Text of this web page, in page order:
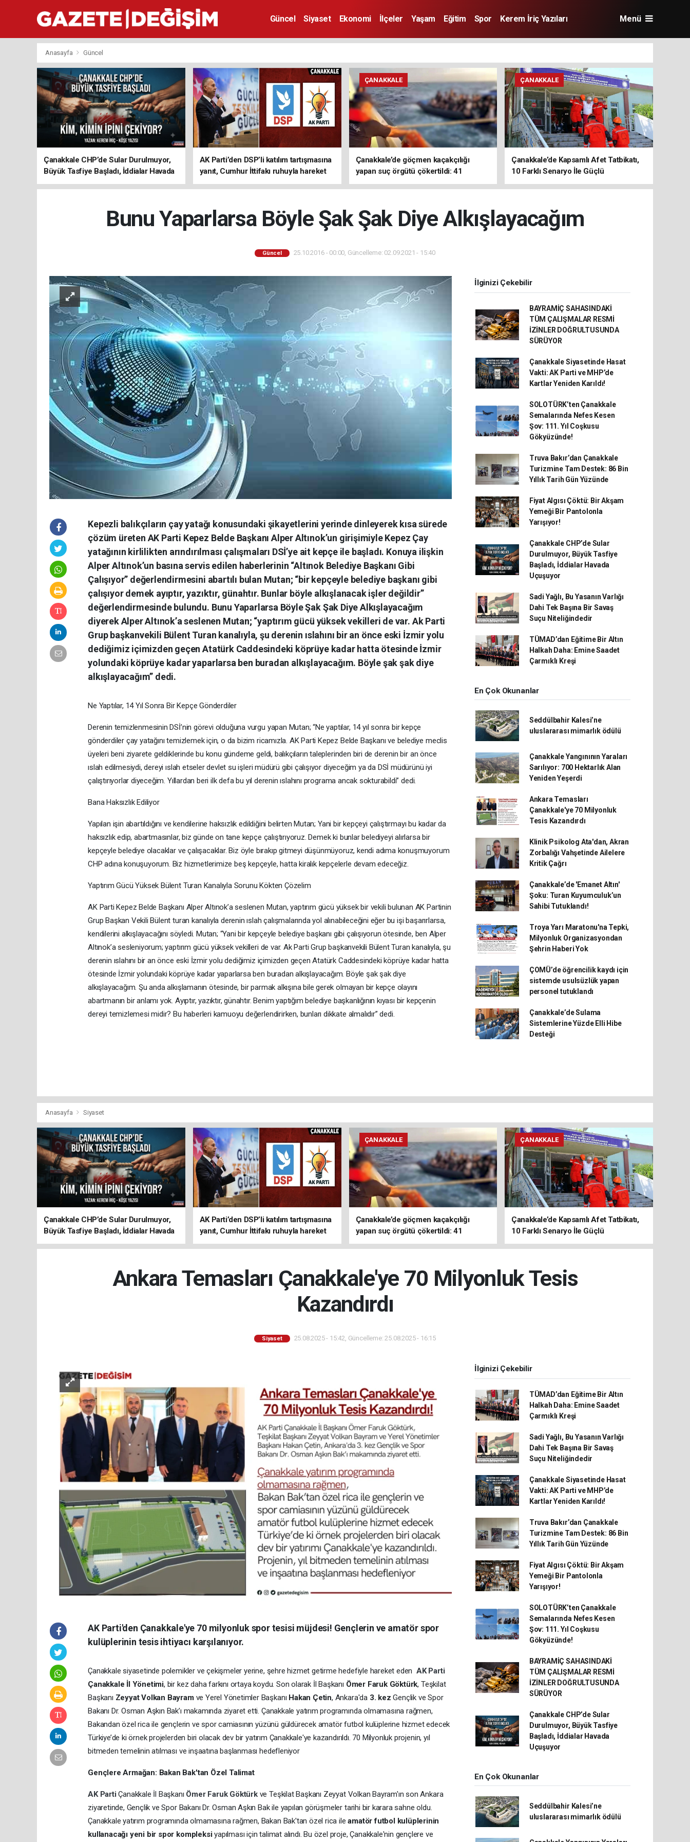
Güncel Siyaset Ekonomi İlçeler Yaşam Eğitim Spor Kerem İriç Yazıları Menü
Anasayfa Güncel
Çanakkale CHP’de Sular Durulmuyor,
Büyük Tasfiye Başladı, İddialar Havada
Uçuşuyor
AK Parti’den DSP’li katılım tartışmasına
yanıt, Cumhur İttifakı ruhuyla hareket
ediyoruz
ÇANAKKALE
Çanakkale’de göçmen kaçakçılığı
yapan suç örgütü çökertildi: 41
tutuklama
ÇANAKKALE
Çanakkale’de Kapsamlı Afet Tatbikatı,
10 Farklı Senaryo İle Güçlü
Koordinasyon
Bunu Yaparlarsa Böyle Şak Şak Diye Alkışlayacağım
Güncel 25.10.2016 - 00:00, Güncelleme: 02.09.2021 - 15:40
Kepezli balıkçıların çay yatağı konusundaki şikayetlerini yerinde dinleyerek kısa sürede
çözüm üreten AK Parti Kepez Belde Başkanı Alper Altınok’un girişimiyle Kepez Çay
yatağının kirlilikten arındırılması çalışmaları DSİ’ye ait kepçe ile başladı. Konuya ilişkin
Alper Altınok’un basına servis edilen haberlerinin “Altınok Belediye Başkanı Gibi
Çalışıyor” değerlendirmesini abartılı bulan Mutan; “bir kepçeyle belediye başkanı gibi
çalışıyor demek ayıptır, yazıktır, günahtır. Bunlar böyle alkışlanacak işler değildir”
değerlendirmesinde bulundu. Bunu Yaparlarsa Böyle Şak Şak Diye Alkışlayacağım
diyerek Alper Altınok’a seslenen Mutan; “yaptırım gücü yüksek vekilleri de var. Ak Parti
Grup başkanvekili Bülent Turan kanalıyla, şu derenin ıslahını bir an önce eski İzmir yolu
dediğimiz içimizden geçen Atatürk Caddesindeki köprüye kadar hatta ötesinde İzmir
yolundaki köprüye kadar yaparlarsa ben buradan alkışlayacağım. Böyle şak şak diye
alkışlayacağım” dedi.
Ne Yaptılar, 14 Yıl Sonra Bir Kepçe Gönderdiler
Derenin temizlenmesinin DSİ’nin görevi olduğuna vurgu yapan Mutan; “Ne yaptılar, 14 yıl sonra bir kepçe
gönderdiler çay yatağını temizlemek için, o da bizim ricamızla. AK Parti Kepez Belde Başkanı ve belediye meclis
üyeleri beni ziyarete geldiklerinde bu konu gündeme geldi, balıkçıların taleplerinden biri de derenin bir an önce
ıslah edilmesiydi, dereyi ıslah etseler devlet su işleri müdürü gibi çalışıyor diyeceğim ya da DSİ müdürünü iyi
çalıştırıyorlar diyeceğim. Yıllardan beri ilk defa bu yıl derenin ıslahını programa ancak sokturabildi” dedi.
Bana Haksızlık Ediliyor
Yapılan işin abartıldığını ve kendilerine haksızlık edildiğini belirten Mutan; Yani bir kepçeyi çalıştırmayı bu kadar da
haksızlık edip, abartmasınlar, biz günde on tane kepçe çalıştırıyoruz. Demek ki bunlar belediyeyi alırlarsa bir
kepçeyle belediye olacaklar ve çalışacaklar. Biz öyle bırakıp gitmeyi düşünmüyoruz, kendi adıma konuşmuyorum
CHP adına konuşuyorum. Biz hizmetlerimize beş kepçeyle, hatta kiralık kepçelerle devam edeceğiz.
Yaptırım Gücü Yüksek Bülent Turan Kanalıyla Sorunu Kökten Çözelim
AK Parti Kepez Belde Başkanı Alper Altınok’a seslenen Mutan, yaptırım gücü yüksek bir vekili bulunan AK Partinin
Grup Başkan Vekili Bülent turan kanalıyla derenin ıslah çalışmalarında yol alınabileceğini eğer bu işi başarırlarsa,
kendilerini alkışlayacağını söyledi. Mutan; “Yani bir kepçeyle belediye başkanı gibi çalışıyorun ötesinde, ben Alper
Altınok’a sesleniyorum; yaptırım gücü yüksek vekilleri de var. Ak Parti Grup başkanvekili Bülent Turan kanalıyla, şu
derenin ıslahını bir an önce eski İzmir yolu dediğimiz içimizden geçen Atatürk Caddesindeki köprüye kadar hatta
ötesinde İzmir yolundaki köprüye kadar yaparlarsa ben buradan alkışlayacağım. Böyle şak şak diye
alkışlayacağım. Şu anda alkışlamanın ötesinde, bir parmak alkışına bile gerek olmayan bir kepçe olayını
abartmanın bir anlamı yok. Ayıptır, yazıktır, günahtır. Benim yaptığım belediye başkanlığının kıyası bir kepçenin
dereyi temizlemesi midir? Bu haberleri kamuoyu değerlendirirken, bunları dikkate almalıdır” dedi.
İlginizi Çekebilir
BAYRAMİÇ SAHASINDAKİ
TÜM ÇALIŞMALAR RESMİ
İZİNLER DOĞRULTUSUNDA
SÜRÜYOR
Çanakkale Siyasetinde Hasat
Vakti: AK Parti ve MHP’de
Kartlar Yeniden Karıldı!
SOLOTÜRK’ten Çanakkale
Semalarında Nefes Kesen
Şov: 111. Yıl Coşkusu
Gökyüzünde!
Truva Bakır’dan Çanakkale
Turizmine Tam Destek: 86 Bin
Yıllık Tarih Gün Yüzünde
Fiyat Algısı Çöktü: Bir Akşam
Yemeği Bir Pantolonla
Yarışıyor!
Çanakkale CHP’de Sular
Durulmuyor, Büyük Tasfiye
Başladı, İddialar Havada
Uçuşuyor
Sadi Yağlı, Bu Yasanın Varlığı
Dahi Tek Başına Bir Savaş
Suçu Niteliğindedir
TÜMAD’dan Eğitime Bir Altın
Halkah Daha: Emine Saadet
Çarmıklı Kreşi
En Çok Okunanlar
Seddülbahir Kalesi’ne
uluslararası mimarlık ödülü
Çanakkale Yangınının Yaraları
Sarılıyor: 700 Hektarlık Alan
Yeniden Yeşerdi
Ankara Temasları
Çanakkale'ye 70 Milyonluk
Tesis Kazandırdı
Klinik Psikolog Ata'dan, Akran
Zorbalığı Vahşetinde Ailelere
Kritik Çağrı
Çanakkale’de 'Emanet Altın'
Şoku: Turan Kuyumculuk’un
Sahibi Tutuklandı!
Troya Yarı Maratonu'na Tepki,
Milyonluk Organizasyondan
Şehrin Haberi Yok
ÇOMÜ’de öğrencilik kaydı için
sistemde usulsüzlük yapan
personel tutuklandı
Çanakkale’de Sulama
Sistemlerine Yüzde Elli Hibe
Desteği
Anasayfa Siyaset
Çanakkale CHP’de Sular Durulmuyor,
Büyük Tasfiye Başladı, İddialar Havada
Uçuşuyor
AK Parti’den DSP’li katılım tartışmasına
yanıt, Cumhur İttifakı ruhuyla hareket
ediyoruz
ÇANAKKALE
Çanakkale’de göçmen kaçakçılığı
yapan suç örgütü çökertildi: 41
tutuklama
ÇANAKKALE
Çanakkale’de Kapsamlı Afet Tatbikatı,
10 Farklı Senaryo İle Güçlü
Koordinasyon
Ankara Temasları Çanakkale'ye 70 Milyonluk Tesis
Kazandırdı
Siyaset 25.08.2025 - 15:42, Güncelleme: 25.08.2025 - 16:15
AK Parti'den Çanakkale'ye 70 milyonluk spor tesisi müjdesi! Gençlerin ve amatör spor
kulüplerinin tesis ihtiyacı karşılanıyor.
Çanakkale siyasetinde polemikler ve çekişmeler yerine, şehre hizmet getirme hedefiyle hareket eden AK Parti
Çanakkale İl Yönetimi, bir kez daha farkını ortaya koydu. Son olarak İl Başkanı Ömer Faruk Göktürk, Teşkilat
Başkanı Zeyyat Volkan Bayramve Yerel Yönetimler Başkanı Hakan Çetin, Ankara'da 3. kez Gençlik ve Spor
Bakanı Dr. Osman Aşkın Bak’ı makamında ziyaret etti. Çanakkale yatırım programında olmamasına rağmen,
Bakandan özel rica ile gençlerin ve spor camiasının yüzünü güldürecek amatör futbol kulüplerine hizmet edecek
Türkiye’de ki örnek projelerden biri olacak dev bir yatırım Çanakkale'ye kazandırıldı. 70 Milyonluk projenin, yıl
bitmeden temelinin atılması ve inşaatına başlanması hedefleniyor
Gençlere Armağan: Bakan Bak'tan Özel Talimat
AK PartiÇanakkale İl Başkanı Ömer Faruk Göktürk ve Teşkilat Başkanı Zeyyat Volkan Bayram'ın son Ankara
ziyaretinde, Gençlik ve Spor Bakanı Dr. Osman Aşkın Bak ile yapılan görüşmeler tarihi bir karara sahne oldu.
Çanakkale yatırım programında olmamasına rağmen, Bakan Bak'tan özel rica ileamatör futbol kulüplerinin
kullanacağı yeni bir spor kompleksiyapılması için talimat alındı. Bu özel proje, Çanakkale'nin gençlere ve
İlginizi Çekebilir
TÜMAD’dan Eğitime Bir Altın
Halkah Daha: Emine Saadet
Çarmıklı Kreşi
Sadi Yağlı, Bu Yasanın Varlığı
Dahi Tek Başına Bir Savaş
Suçu Niteliğindedir
Çanakkale Siyasetinde Hasat
Vakti: AK Parti ve MHP’de
Kartlar Yeniden Karıldı!
Truva Bakır’dan Çanakkale
Turizmine Tam Destek: 86 Bin
Yıllık Tarih Gün Yüzünde
Fiyat Algısı Çöktü: Bir Akşam
Yemeği Bir Pantolonla
Yarışıyor!
SOLOTÜRK’ten Çanakkale
Semalarında Nefes Kesen
Şov: 111. Yıl Coşkusu
Gökyüzünde!
BAYRAMİÇ SAHASINDAKİ
TÜM ÇALIŞMALAR RESMİ
İZİNLER DOĞRULTUSUNDA
SÜRÜYOR
Çanakkale CHP’de Sular
Durulmuyor, Büyük Tasfiye
Başladı, İddialar Havada
Uçuşuyor
En Çok Okunanlar
Seddülbahir Kalesi’ne
uluslararası mimarlık ödülü